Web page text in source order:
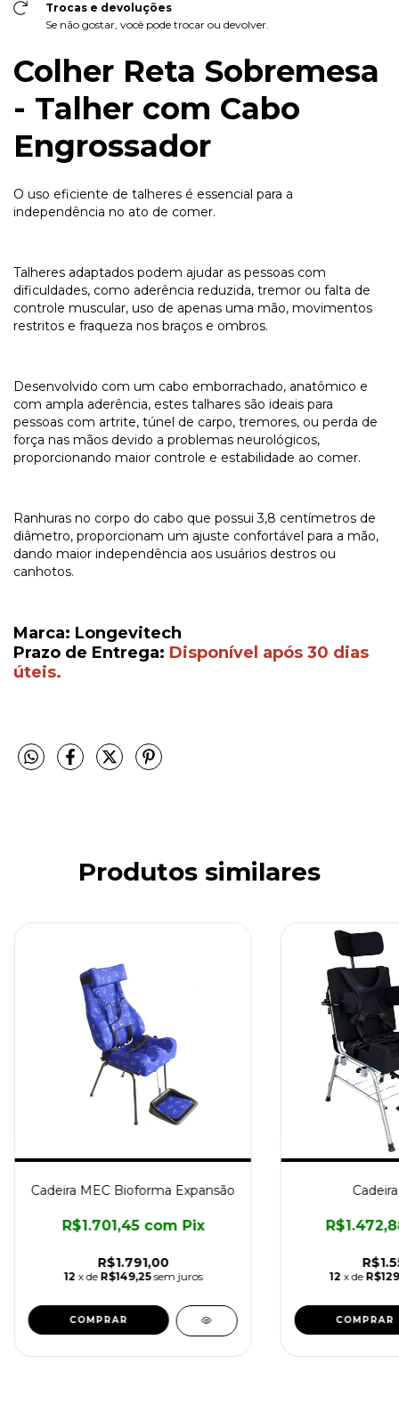
Trocas e devoluções
Se não gostar, você pode trocar ou devolver.
Colher Reta Sobremesa
- Talher com Cabo
Engrossador
O uso eficiente de talheres é essencial para a
independência no ato de comer.
Talheres adaptados podem ajudar as pessoas com
dificuldades, como aderência reduzida, tremor ou falta de
controle muscular, uso de apenas uma mão, movimentos
restritos e fraqueza nos braços e ombros.
Desenvolvido com um cabo emborrachado, anatômico e
com ampla aderência, estes talhares são ideais para
pessoas com artrite, túnel de carpo, tremores, ou perda de
força nas mãos devido a problemas neurológicos,
proporcionando maior controle e estabilidade ao comer.
Ranhuras no corpo do cabo que possui 3,8 centímetros de
diâmetro, proporcionam um ajuste confortável para a mão,
dando maior independência aos usuários destros ou
canhotos.
Marca: Longevitech
Prazo de Entrega: Disponível após 30 dias
úteis.
Produtos similares
Cadeira MEC Bioforma Expansão
R$1.791,00
R$1.701,45 com Pix
12 x de R$149,25 sem juros
COMPRAR
12 x de
COMPRAR